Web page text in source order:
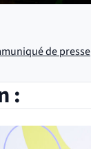
de presse
: